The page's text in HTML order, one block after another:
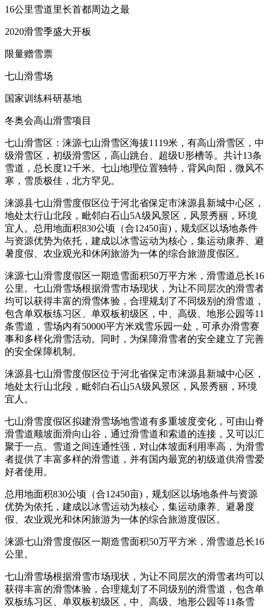
16公里雪道里长首都周边之最
2020滑雪季盛大开板
限量赠雪票
七山滑雪场
国家训练科研基地
冬奥会高山滑雪项目
七山滑雪区：涞源七山滑雪区海拔1119米，有高山滑雪区，中
级滑雪区，初级滑雪区，高山跳台、超级U形槽等。共计13条
雪道，总长度12千米。七山地理位置独特，背风向阳，微风不
寒，雪质极佳，北方罕见。
涞源县七山滑雪度假区位于河北省保定市涞源县新城中心区，
地处太行山北段，毗邻白石山5A级风景区，风景秀丽，环境
宜人。总用地面积830公顷（合12450亩)，规划区以场地条件
与资源优势为依托，建成以冰雪运动为核心，集运动康养、避
暑度假、农业观光和休闲旅游为一体的综合旅游度假区。
涞源七山滑雪度假区一期造雪面积50万平方米，滑雪道总长16
公里。七山滑雪场根据滑雪市场现状，为让不同层次的滑雪者
均可以获得丰富的滑雪体验，合理规划了不同级别的滑雪道，
包含单双板练习区、单双板初级区，中、高级、地形公园等11
条雪道，雪场内有50000平方米戏雪乐园一处，可承办滑雪赛
事和多样化滑雪活动。同时，为保障滑雪者的安全建立了完善
的安全保障机制。
涞源县七山滑雪度假区位于河北省保定市涞源县新城中心区，
地处太行山北段，毗邻白石山5A级风景区，风景秀丽，环境
宜人。
七山滑雪度假区拟建滑雪场地雪道有多重坡度变化，可由山脊
滑雪道顺坡面滑向山谷，通过滑雪道和索道的连接，又可以汇
聚于一点。雪道之间连通性强，对山体坡面利用率高，为滑雪
者提供了丰富多样的滑雪道，并有国内最宽的初级道供滑雪爱
好者使用。
总用地面积830公顷（合12450亩)，规划区以场地条件与资源
优势为依托，建成以冰雪运动为核心，集运动康养、避暑度
假、农业观光和休闲旅游为一体的综合旅游度假区。
涞源七山滑雪度假区一期造雪面积50万平方米，滑雪道总长16
公里。
七山滑雪场根据滑雪市场现状，为让不同层次的滑雪者均可以
获得丰富的滑雪体验，合理规划了不同级别的滑雪道，包含单
双板练习区、单双板初级区，中、高级、地形公园等11条雪